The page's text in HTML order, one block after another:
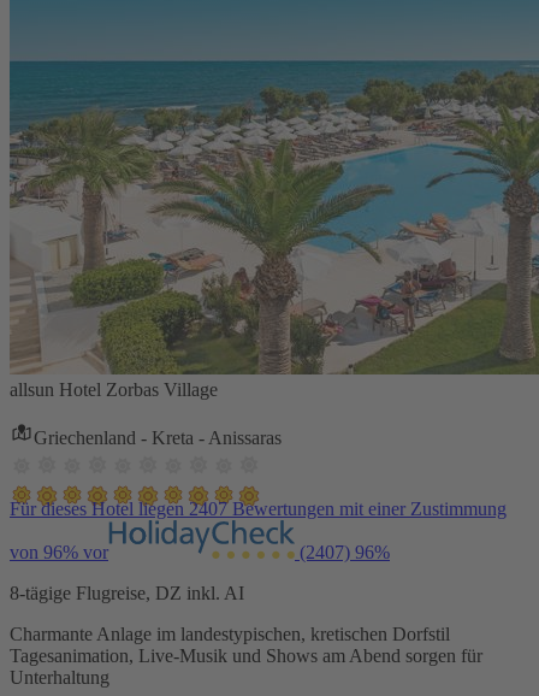
allsun Hotel Zorbas Village
Griechenland - Kreta - Anissaras
Für dieses Hotel liegen 2407 Bewertungen mit einer Zustimmung
von 96% vor (2407) 96%
8-tägige Flugreise, DZ inkl. AI
Charmante Anlage im landestypischen, kretischen Dorfstil
Tagesanimation, Live-Musik und Shows am Abend sorgen für
Unterhaltung